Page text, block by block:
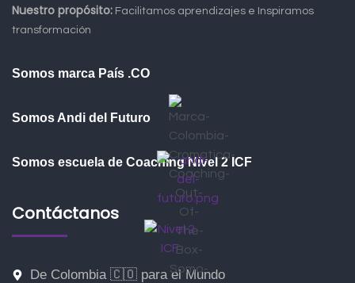
Nuestro propósito: Facilitamos aprendizajes e Inspiramos
transformación
Somos marca País .CO
Somos Andi del Futuro
Somos escuela de Coaching Nivel 2 ICF
Contáctanos
De Colombia 🇨🇴 para el Mundo